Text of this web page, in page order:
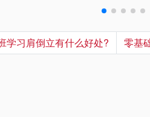
学习肩倒立有什么好处? 零基